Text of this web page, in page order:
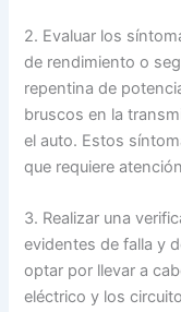
2. Evaluar los
de rendimiento o
repentina de
bruscos en la
el auto. Estos
que requiere
3. Realizar una
evidentes de falla y
optar por llevar a
eléctrico y los